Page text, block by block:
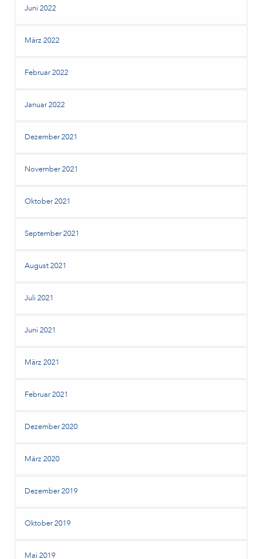
Juni 2022
März 2022
Februar 2022
Januar 2022
Dezember 2021
November 2021
Oktober 2021
September 2021
August 2021
Juli 2021
Juni 2021
März 2021
Februar 2021
Dezember 2020
März 2020
Dezember 2019
Oktober 2019
Mai 2019